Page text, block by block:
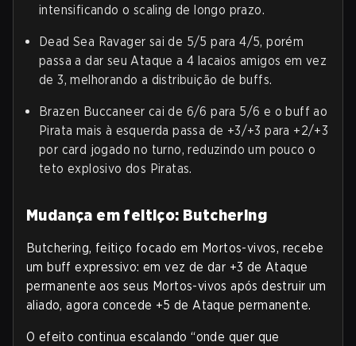
intensificando o scaling de longo prazo.
Dead Sea Ravager sai de 5/5 para 4/5, porém
passa a dar seu Ataque a 4 lacaios amigos em vez
de 3, melhorando a distribuição de buffs.
Brazen Buccaneer cai de 6/6 para 5/6 e o buff ao
Pirata mais à esquerda passa de +3/+3 para +2/+3
por card jogado no turno, reduzindo um pouco o
teto explosivo dos Piratas.
Mudança em feitiço: Butchering
Butchering, feitiço focado em Mortos-vivos, recebe
um buff expressivo: em vez de dar +3 de Ataque
permanente aos seus Mortos-vivos após destruir um
aliado, agora concede +5 de Ataque permanente.
O efeito continua escalando “onde quer que